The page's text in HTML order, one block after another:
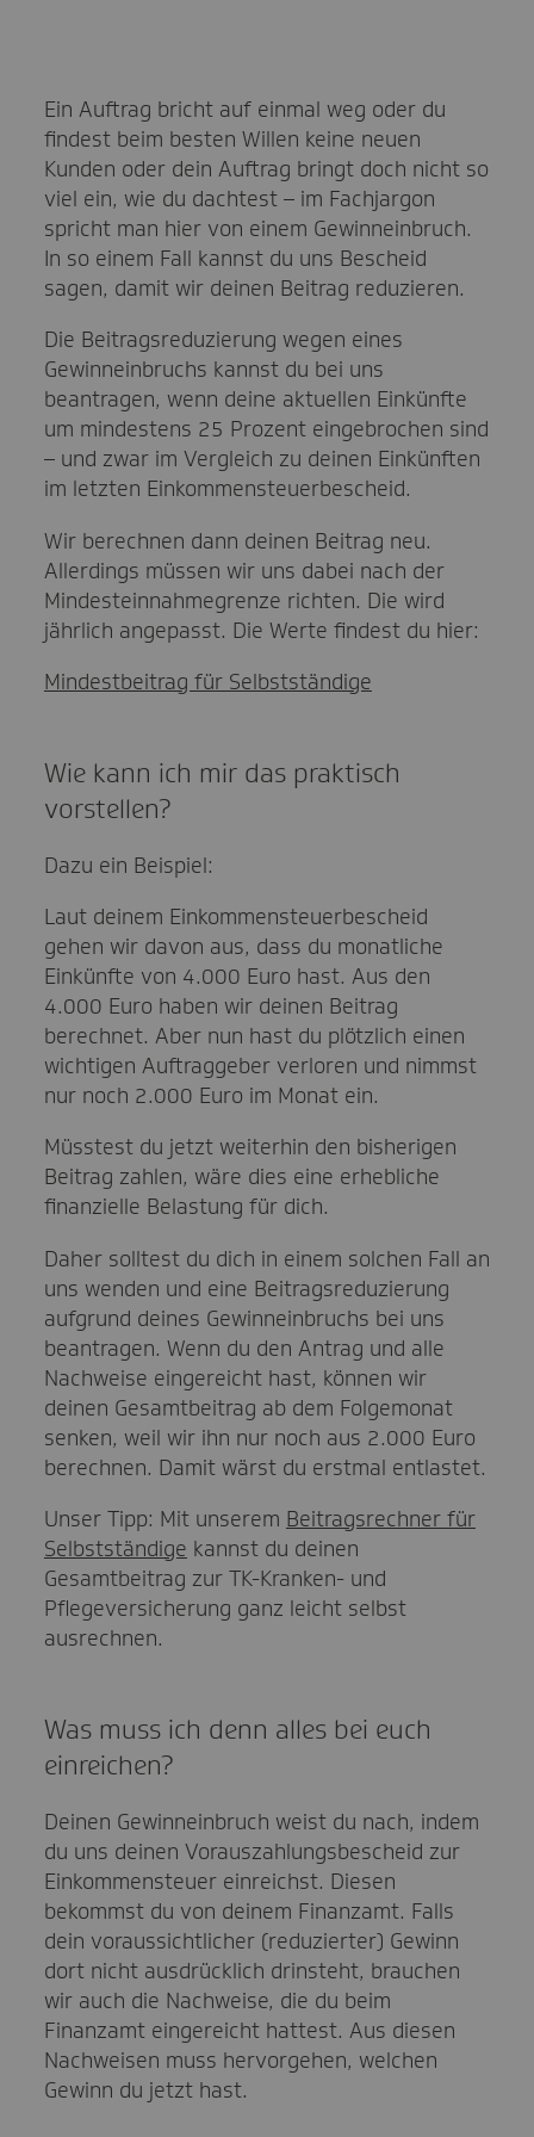
Ein Auftrag bricht auf einmal weg oder du
findest beim besten Willen keine neuen
Kunden oder dein Auftrag bringt doch nicht so
viel ein, wie du dachtest – im Fachjargon
spricht man hier von einem Gewinneinbruch.
In so einem Fall kannst du uns Bescheid
sagen, damit wir deinen Beitrag reduzieren.
Die Beitragsreduzierung wegen eines
Gewinneinbruchs kannst du bei uns
beantragen, wenn deine aktuellen Einkünfte
um mindestens 25 Prozent eingebrochen sind
– und zwar im Vergleich zu deinen Einkünften
im letzten Einkommensteuerbescheid.
Wir berechnen dann deinen Beitrag neu.
Allerdings müssen wir uns dabei nach der
Mindesteinnahmegrenze richten. Die wird
jährlich angepasst. Die Werte findest du hier:
Mindestbeitrag für Selbstständige
Wie kann ich mir das praktisch
vorstellen?
Dazu ein Beispiel:
Laut deinem Einkommensteuerbescheid
gehen wir davon aus, dass du monatliche
Einkünfte von 4.000 Euro hast. Aus den
4.000 Euro haben wir deinen Beitrag
berechnet. Aber nun hast du plötzlich einen
wichtigen Auftraggeber verloren und nimmst
nur noch 2.000 Euro im Monat ein.
Müsstest du jetzt weiterhin den bisherigen
Beitrag zahlen, wäre dies eine erhebliche
finanzielle Belastung für dich.
Daher solltest du dich in einem solchen Fall an
uns wenden und eine Beitragsreduzierung
aufgrund deines Gewinneinbruchs bei uns
beantragen. Wenn du den Antrag und alle
Nachweise eingereicht hast, können wir
deinen Gesamtbeitrag ab dem Folgemonat
senken, weil wir ihn nur noch aus 2.000 Euro
berechnen. Damit wärst du erstmal entlastet.
Unser Tipp: Mit unserem Beitragsrechner für
Selbstständige kannst du deinen
Gesamtbeitrag zur TK-Kranken- und
Pflegeversicherung ganz leicht selbst
ausrechnen.
Was muss ich denn alles bei euch
einreichen?
Deinen Gewinneinbruch weist du nach, indem
du uns deinen Vorauszahlungsbescheid zur
Einkommensteuer einreichst. Diesen
bekommst du von deinem Finanzamt. Falls
dein voraussichtlicher (reduzierter) Gewinn
dort nicht ausdrücklich drinsteht, brauchen
wir auch die Nachweise, die du beim
Finanzamt eingereicht hattest. Aus diesen
Nachweisen muss hervorgehen, welchen
Gewinn du jetzt hast.